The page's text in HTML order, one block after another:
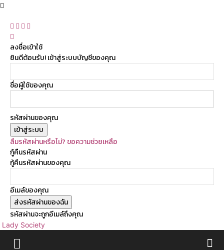
ลงชื่อเข้าใช้
ยินดีต้อนรับ! เข้าสู่ระบบบัญชีของคุณ
ชื่อผู้ใช้ของคุณ
รหัสผ่านของคุณ
ลืมรหัสผ่านหรือไม่? ขอความช่วยเหลือ
กู้คืนรหัสผ่าน
กู้คืนรหัสผ่านของคุณ
อีเมล์ของคุณ
รหัสผ่านจะถูกอีเมล์ถึงคุณ
Lady Society